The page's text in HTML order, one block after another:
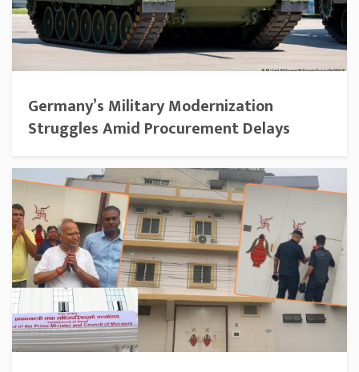
Germany’s Military Modernization
Struggles Amid Procurement Delays